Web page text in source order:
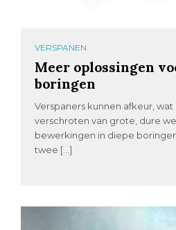
VERSPANEN
Meer oplossingen
boringen
Verspaners kunnen afkeur,
verschroten van grote, dure
bewerkingen in diepe
twee […]